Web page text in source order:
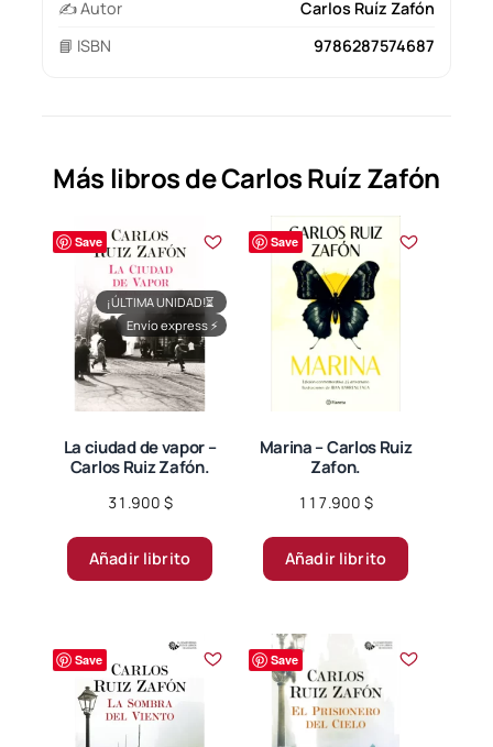
✍️ Autor
Carlos Ruíz Zafón
📘 ISBN
9786287574687
Más libros de Carlos Ruíz Zafón
Save
La ciudad de vapor –
Carlos Ruiz Zafón.
31.900 $
¡ÚLTIMA UNIDAD!⏳
Envío express ⚡
Añadir librito
Save
Marina – Carlos Ruiz
Zafon.
117.900 $
Añadir librito
Save Save